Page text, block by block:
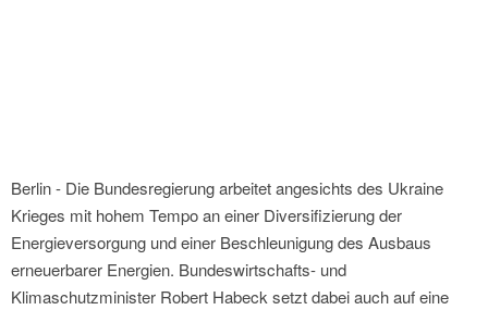
Berlin - Die Bundesregierung arbeitet angesichts des Ukraine
Krieges mit hohem Tempo an einer Diversifizierung der
Energieversorgung und einer Beschleunigung des Ausbaus
erneuerbarer Energien. Bundeswirtschafts- und
Klimaschutzminister Robert Habeck setzt dabei auch auf eine